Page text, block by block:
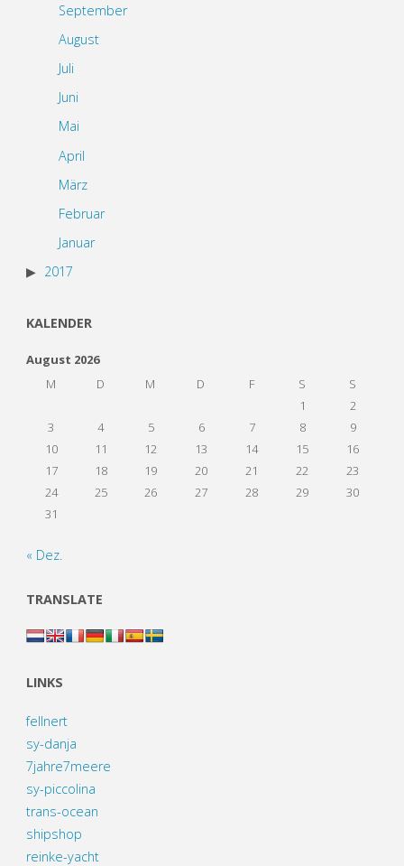
September
August
Juli
Juni
Mai
April
März
Februar
Januar
2017
KALENDER
August 2026
M
D M D F S
S
1
2
3
4 5 6 7 8
9
10
11 12 13 14 15
16
17
18 19 20 21 22
23
24
25 26 27 28 29
30
31
« Dez.
TRANSLATE
LINKS
fellnert
sy-danja
7jahre7meere
sy-piccolina
trans-ocean
shipshop
reinke-yacht